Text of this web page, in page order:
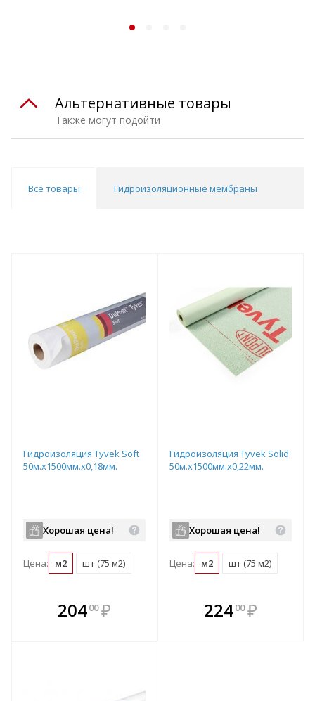
Также могут подойти
Альтернативные товары
Все товары Гидроизоляционные мембраны
Гидроизоляция Tyvek Soft
50м.х1500мм.х0,18мм.
Хорошая цена!
Цена: м2 шт (75 м2)
20400 ₽
В комплекте
всегда выгоднее!
Гидроизоляция Tyvek Solid
50м.х1500мм.х0,22мм.
Хорошая цена!
Цена: м2 шт (75 м2)
В комплекте
всегда выгоднее!
22400 ₽